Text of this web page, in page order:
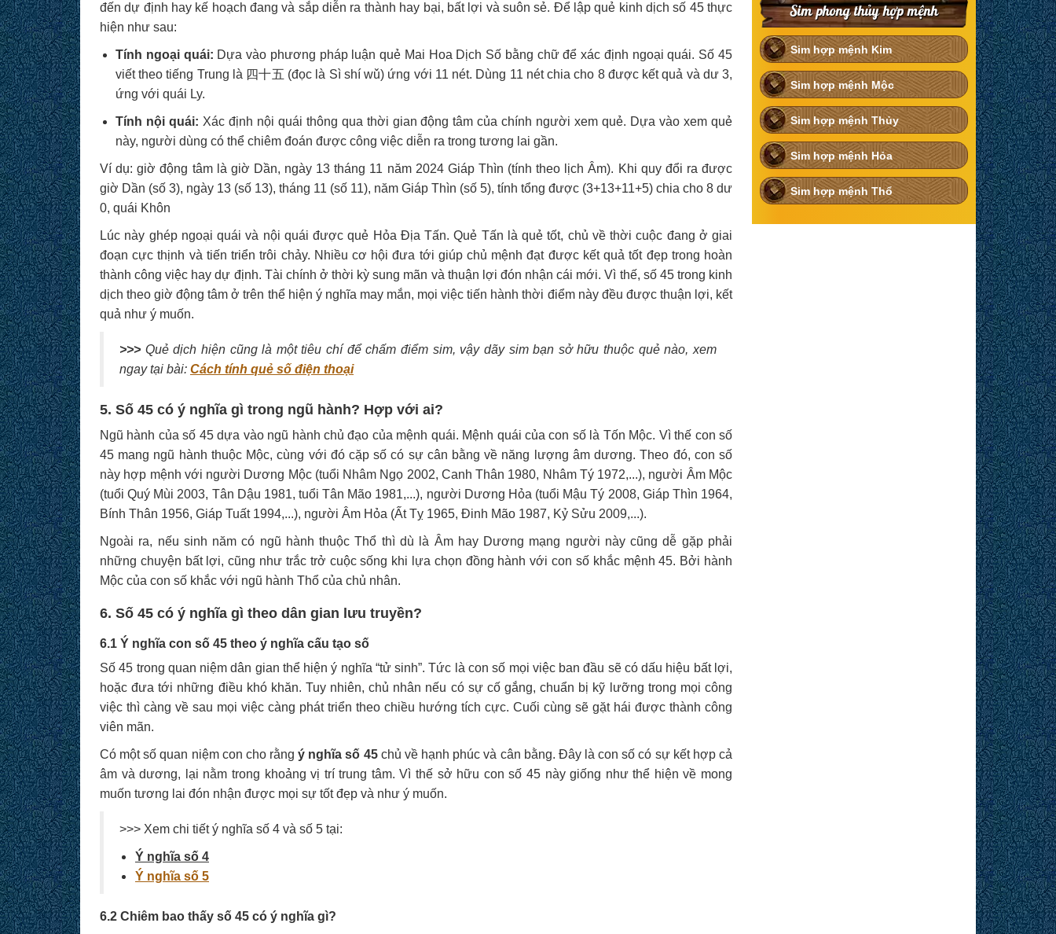
đến dự định hay kế hoạch đang và sắp diễn ra thành hay bại, bất lợi và suôn sẻ. Để lập quẻ kinh dịch số 45 thực
hiện như sau:
Tính ngoại quái: Dựa vào phương pháp luận quẻ Mai Hoa Dịch Số bằng chữ để xác định ngoại quái. Số 45
viết theo tiếng Trung là 四十五 (đọc là Sì shí wǔ) ứng với 11 nét. Dùng 11 nét chia cho 8 được kết quả và dư 3,
ứng với quái Ly.
Tính nội quái: Xác định nội quái thông qua thời gian động tâm của chính người xem quẻ. Dựa vào xem quẻ
này, người dùng có thể chiêm đoán được công việc diễn ra trong tương lai gần.
Ví dụ: giờ động tâm là giờ Dần, ngày 13 tháng 11 năm 2024 Giáp Thìn (tính theo lịch Âm). Khi quy đổi ra được
giờ Dần (số 3), ngày 13 (số 13), tháng 11 (số 11), năm Giáp Thìn (số 5), tính tổng được (3+13+11+5) chia cho 8 dư
0, quái Khôn
Lúc này ghép ngoại quái và nội quái được quẻ Hỏa Địa Tấn. Quẻ Tấn là quẻ tốt, chủ về thời cuộc đang ở giai
đoạn cực thịnh và tiến triển trôi chảy. Nhiều cơ hội đưa tới giúp chủ mệnh đạt được kết quả tốt đẹp trong hoàn
thành công việc hay dự định. Tài chính ở thời kỳ sung mãn và thuận lợi đón nhận cái mới. Vì thế, số 45 trong kinh
dịch theo giờ động tâm ở trên thể hiện ý nghĩa may mắn, mọi việc tiến hành thời điểm này đều được thuận lợi, kết
quả như ý muốn.
>>> Quẻ dịch hiện cũng là một tiêu chí để chấm điểm sim, vậy dãy sim bạn sở hữu thuộc quẻ nào, xem
ngay tại bài: Cách tính quẻ số điện thoại
5. Số 45 có ý nghĩa gì trong ngũ hành? Hợp với ai?
Ngũ hành của số 45 dựa vào ngũ hành chủ đạo của mệnh quái. Mệnh quái của con số là Tốn Mộc. Vì thế con số
45 mang ngũ hành thuộc Mộc, cùng với đó cặp số có sự cân bằng về năng lượng âm dương. Theo đó, con số
này hợp mệnh với người Dương Mộc (tuổi Nhâm Ngọ 2002, Canh Thân 1980, Nhâm Tý 1972,...), người Âm Mộc
(tuổi Quý Mùi 2003, Tân Dậu 1981, tuổi Tân Mão 1981,...), người Dương Hỏa (tuổi Mậu Tý 2008, Giáp Thìn 1964,
Bính Thân 1956, Giáp Tuất 1994,...), người Âm Hỏa (Ất Tỵ 1965, Đinh Mão 1987, Kỷ Sửu 2009,...).
Ngoài ra, nếu sinh năm có ngũ hành thuộc Thổ thì dù là Âm hay Dương mạng người này cũng dễ gặp phải
những chuyện bất lợi, cũng như trắc trở cuộc sống khi lựa chọn đồng hành với con số khắc mệnh 45. Bởi hành
Mộc của con số khắc với ngũ hành Thổ của chủ nhân.
6. Số 45 có ý nghĩa gì theo dân gian lưu truyền?
6.1 Ý nghĩa con số 45 theo ý nghĩa cấu tạo số
Số 45 trong quan niệm dân gian thể hiện ý nghĩa “tử sinh”. Tức là con số mọi việc ban đầu sẽ có dấu hiệu bất lợi,
hoặc đưa tới những điều khó khăn. Tuy nhiên, chủ nhân nếu có sự cố gắng, chuẩn bị kỹ lưỡng trong mọi công
việc thì càng về sau mọi việc càng phát triển theo chiều hướng tích cực. Cuối cùng sẽ gặt hái được thành công
viên mãn.
Có một số quan niệm con cho rằngý nghĩa số 45 chủ về hạnh phúc và cân bằng. Đây là con số có sự kết hợp cả
âm và dương, lại nằm trong khoảng vị trí trung tâm. Vì thế sở hữu con số 45 này giống như thể hiện về mong
muốn tương lai đón nhận được mọi sự tốt đẹp và như ý muốn.
>>> Xem chi tiết ý nghĩa số 4 và số 5 tại:
Ý nghĩa số 4
Ý nghĩa số 5
6.2 Chiêm bao thấy số 45 có ý nghĩa gì?
Sim phong thủy hợp mệnh
Sim hợp mệnh Kim
Sim hợp mệnh Mộc
Sim hợp mệnh Thủy
Sim hợp mệnh Hỏa
Sim hợp mệnh Thổ